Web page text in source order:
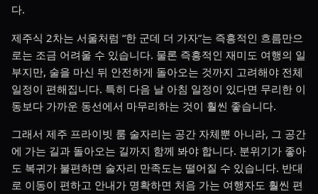
다.
제주식 2차는 서울처럼 “한 군데 더 가자”는 즉흥적인 흐름만으
로는 조금 어려울 수 있습니다. 물론 즉흥적인 재미도 여행의 일
부지만, 술을 마신 뒤 안전하게 돌아오는 것까지 고려해야 전체
일정이 편해집니다. 특히 다음 날 아침 일정이 있다면 무리한 이
동보다 가까운 동선에서 마무리하는 것이 훨씬 좋습니다.
그래서 제주 프라이빗 룸 술자리는 공간 자체뿐 아니라, 그 공간
에 가는 길과 돌아오는 길까지 함께 봐야 합니다. 분위기가 좋아
도 복귀가 불편하면 술자리 만족도는 떨어질 수 있습니다. 반대
로 이동이 편하고 안내가 명확하면 처음 가는 여행자도 훨씬 편